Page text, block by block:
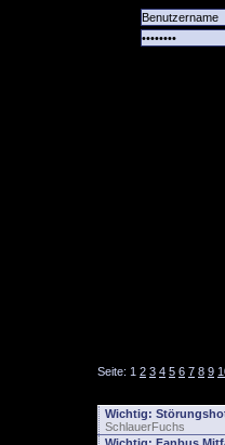
Seite: 1 2 3 4 5 6 7 8 9
Wichtig:
SchlauerFuchs